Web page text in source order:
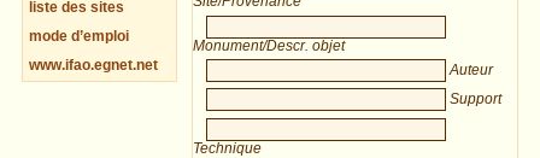
liste des sites
mode d’emploi
www.ifao.egnet.net
Monument/Descr. objet
Auteur
Support
Technique